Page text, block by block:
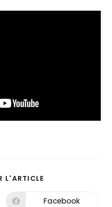
L'ARTICLE
CONTENU
Ouvrir
Facebook